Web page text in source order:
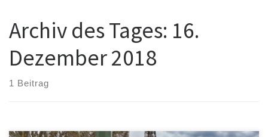
Archiv des Tages: 16.
Dezember 2018
1 Beitrag